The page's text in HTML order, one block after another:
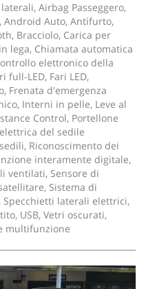
Airbag Passeggero,
Android Auto, Antifurto,
Bracciolo, Carica per
lega, Chiamata automatica
elettronico della
full-LED, Fari LED,
Frenata d'emergenza
Interni in pelle, Leve al
Control, Portellone
del sedile
Riconoscimento dei
interamente digitale,
ventilati, Sensore di
Sistema di
Specchietti laterali elettrici,
USB, Vetri oscurati,
multifunzione